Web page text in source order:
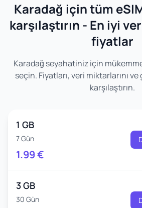
Karadağ için tüm
karşılaştırın - En iyi
fiyatlar
Karadağ seyahatiniz için
seçin. Fiyatları, veri miktarlarını
karşılaştırın.
1 GB
7 Gün
1.99€
3 GB
30 Gün